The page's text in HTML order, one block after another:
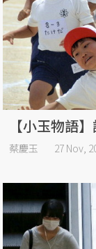
【小玉物語
蔡慶玉 27 Nov,